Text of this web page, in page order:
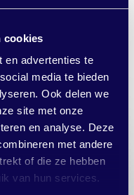
cookies
en advertenties te
media te bieden
Ook delen we
site met onze
en analyse. Deze
met andere
of die ze hebben
van hun services.
werken? Onze
gemee
Groningen,
woont.
uw slot